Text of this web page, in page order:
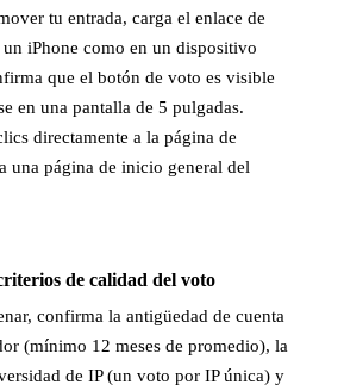
tu entrada, carga el enlace de
iPhone como en un dispositivo
que el botón de voto es visible
en una pantalla de 5 pulgadas.
directamente a la página de
una página de inicio general del
de calidad del voto
confirma la antigüedad de cuenta
(mínimo 12 meses de promedio), la
de IP (un voto por IP única) y